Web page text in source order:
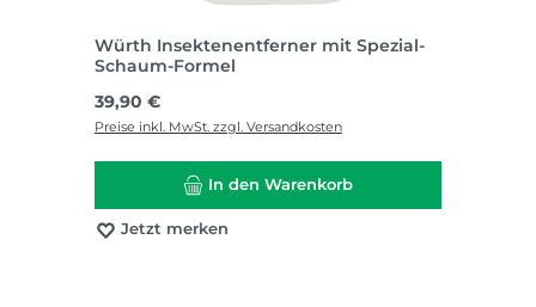
Würth Insektenentferner mit Spezial-
Schaum-Formel
Regulärer Preis:
39,90 €
Preise inkl. MwSt. zzgl. Versandkosten
In den Warenkorb
Jetzt merken